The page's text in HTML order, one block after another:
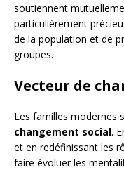
soutiennent
particulièrement
de la population et de
groupes.
Vecteur de
Les familles modernes
changement social.
et en redéfinissant les
faire évoluer les